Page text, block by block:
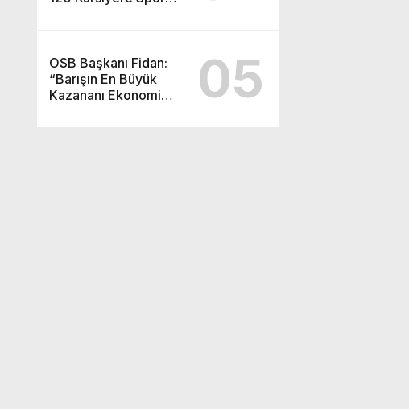
OSB Başkanı Fidan:
“Barışın En Büyük
Kazananı Ekonomi
05